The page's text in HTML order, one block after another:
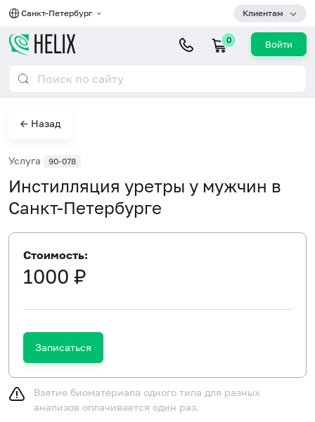
Санкт-Петербург Клиентам
0 Войти
← Назад
Услуга 90-078
Инстилляция уретры у мужчин в
Санкт-Петербурге
Стоимость:
1000 ₽
Записаться
Взятие биоматериала одного типа для разных
анализов оплачивается один раз.